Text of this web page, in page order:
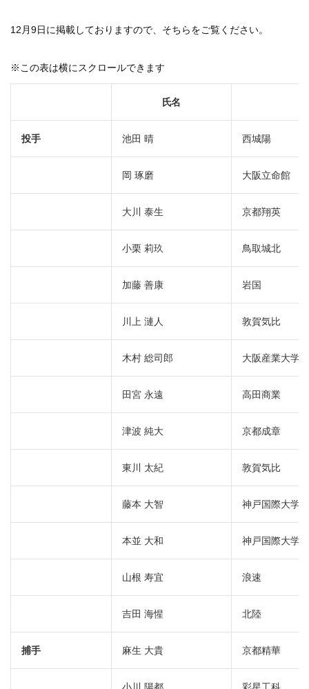
12月9日に掲載しておりますので、そちらをご覧ください。
※この表は横にスクロールできます
氏名
投手 池田 晴 西城陽
岡 琢磨 大阪立命館
大川 泰生 京都翔英
小栗 莉玖 鳥取城北
加藤 善康 岩国
川上 漣人 敦賀気比
木村 総司郎 大阪産業大学
田宮 永遠 高田商業
津波 純大 京都成章
東川 太紀 敦賀気比
藤本 大智 神戸国際大学
本並 大和 神戸国際大学
山根 寿宜 浪速
吉田 海惺 北陸
捕手 麻生 大貴 京都精華